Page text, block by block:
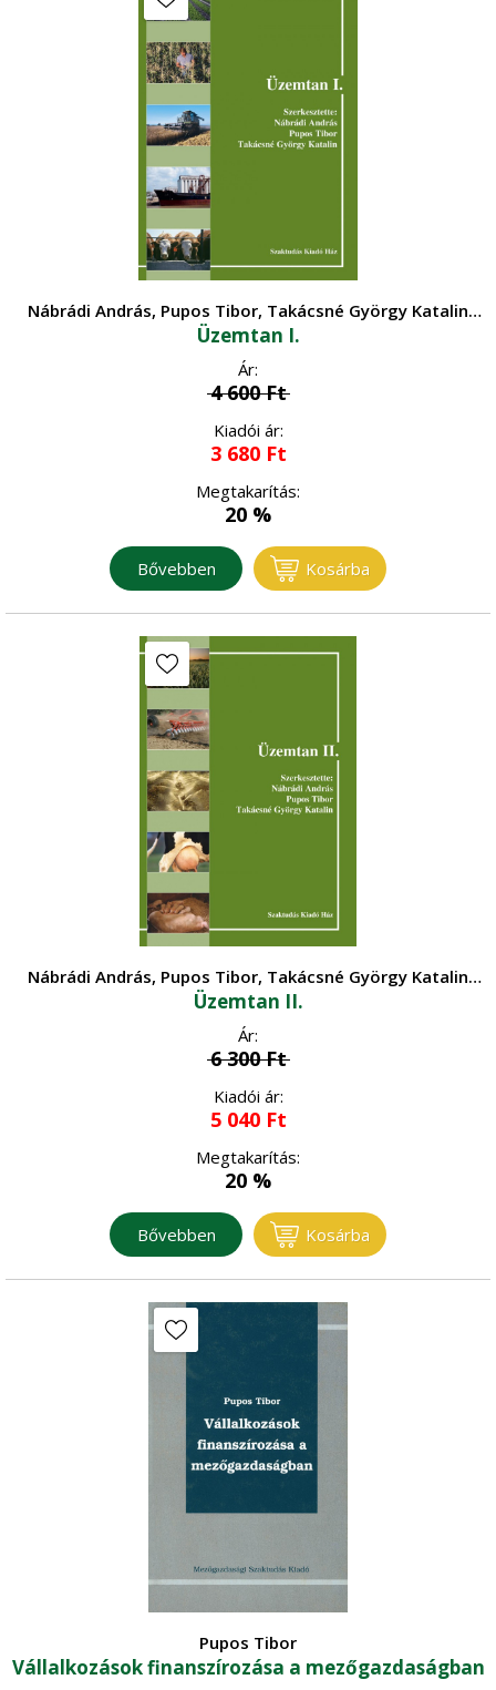
Nábrádi András, Pupos Tibor, Takácsné György Katalin
(szerk.)
Üzemtan I.
Ár:
4 600Ft
Kiadói ár:
3 680Ft
Megtakarítás:
20 %
Bővebben Kosárba
Nábrádi András, Pupos Tibor, Takácsné György Katalin
(szerk.)
Üzemtan II.
Ár:
6 300Ft
Kiadói ár:
5 040Ft
Megtakarítás:
20 %
Bővebben Kosárba
Pupos Tibor
Vállalkozások finanszírozása a mezőgazdaságban